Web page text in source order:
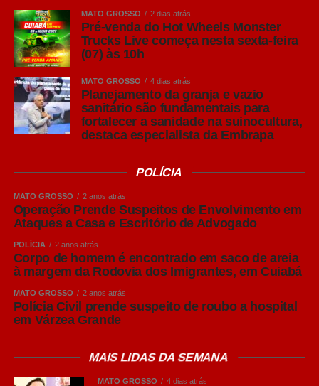
ações educativas sobre segurança
no trânsito em todo o Estado
A verdadeira Pilsen (em português, Pils em alemão) tem
Reconhecida pela alta lupulagem, que lhe confere um
amargor acentuado, a cerveja pilsen ganhou notoriedade
por ser, à época, uma cerveja clara.
Embora “Puro Malte” não seja um estilo de cerveja, mas
uma classificação relacionada aos ingredientes utilizados
na produção, o termo se tornou bastante conhecido entre
os consumidores brasileiros.
Produzidas exclusivamente com malte de cevada, água,
lúpulo e levedura, as cervejas Puro Malte costumam
apresentar maior percepção do sabor do malte, corpo
equilibrado e aromas mais evidentes.
consumo e costumam acompanhar carnes grelhadas,
MATO GROSSO 2 dias atrás
Pré-venda do Hot Wheels Monster
Trucks Live começa nesta sexta-feira
(07) às 10h
MATO GROSSO 4 dias atrás
Planejamento da granja e vazio
sanitário são fundamentais para
fortalecer a sanidade na suinocultura,
destaca especialista da Embrapa
POLÍCIA
MATO GROSSO 2 anos atrás
Operação Prende Suspeitos de Envolvimento em
Ataques a Casa e Escritório de Advogado
POLÍCIA 2 anos atrás
Corpo de homem é encontrado em saco de areia
à margem da Rodovia dos Imigrantes, em Cuiabá
MATO GROSSO 2 anos atrás
Polícia Civil prende suspeito de roubo a hospital
em Várzea Grande
MAIS LIDAS DA SEMANA
MATO GROSSO 4 dias atrás